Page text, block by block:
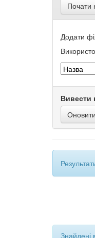
Почати
Додати
Вивести
Знайдені